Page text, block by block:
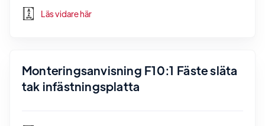
Läs vidare här
Monteringsanvisning F10:1 Fäste släta
tak infästningsplatta